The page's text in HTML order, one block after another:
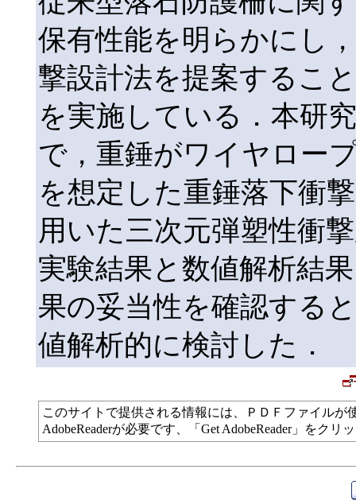
保有性能を明らかにし
撃設計法を提案するこ
を実施している．本研
で，重錘がワイヤロー
を想定した重錘落下衝
用いた三次元弾塑性衝
実験結果と数値解析結
果の妥当性を確認する
値解析的に検討した．
このサイトで提供される情報には、ＰＤＦファイル
AdobeReaderが必要です、「Get AdobeReader」をク